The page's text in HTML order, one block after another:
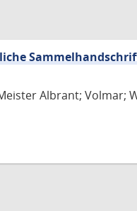
Albrant; Volmar;